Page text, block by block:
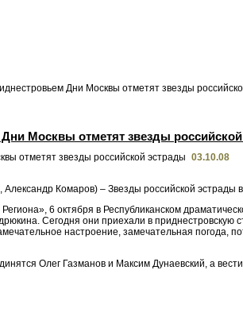
Дни Москвы отметят звезды
Москвы отметят звезды
03.10.08
Комаров) – Звезды российской
6 октября в Республиканском
Сегодня они приехали в приднестровскую
настроение, замечательная погода,
Олег Газманов и Максим Дунаевский, а